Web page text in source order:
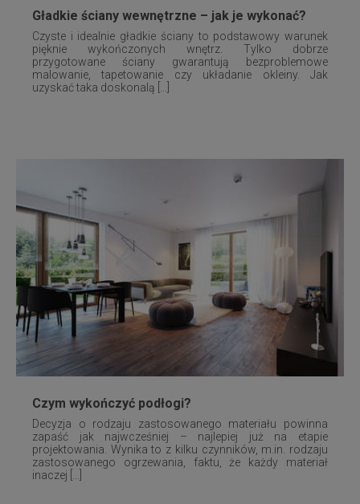
Gładkie ściany wewnętrzne – jak je wykonać?
Czyste i idealnie gładkie ściany to podstawowy warunek
pięknie wykończonych wnętrz. Tylko dobrze
przygotowane ściany gwarantują bezproblemowe
malowanie, tapetowanie czy układanie okleiny. Jak
uzyskać taka doskonalą [...]
Czym wykończyć podłogi?
Decyzja o rodzaju zastosowanego materiału powinna
zapaść jak najwcześniej – najlepiej już na etapie
projektowania. Wynika to z kilku czynników, m.in. rodzaju
zastosowanego ogrzewania, faktu, że każdy materiał
inaczej [...]